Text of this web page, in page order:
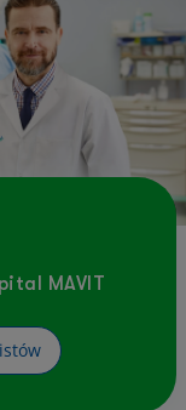
MAVIT